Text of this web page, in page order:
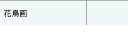
花鳥画